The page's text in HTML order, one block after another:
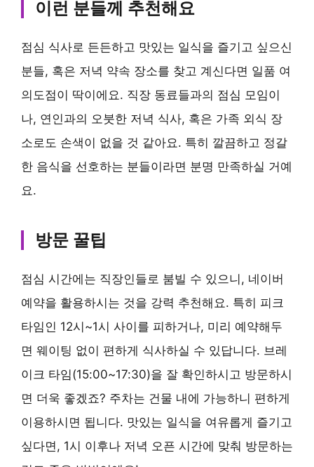
이런 분들께 추천해요
점심 식사로 든든하고 맛있는 일식을 즐기고 싶으신
분들, 혹은 저녁 약속 장소를 찾고 계신다면 일품 여
의도점이 딱이에요. 직장 동료들과의 점심 모임이
나, 연인과의 오붓한 저녁 식사, 혹은 가족 외식 장
소로도 손색이 없을 것 같아요. 특히 깔끔하고 정갈
한 음식을 선호하는 분들이라면 분명 만족하실 거예
요.
방문 꿀팁
점심 시간에는 직장인들로 붐빌 수 있으니, 네이버
예약을 활용하시는 것을 강력 추천해요. 특히 피크
타임인 12시~1시 사이를 피하거나, 미리 예약해두
면 웨이팅 없이 편하게 식사하실 수 있답니다. 브레
이크 타임(15:00~17:30)을 잘 확인하시고 방문하시
면 더욱 좋겠죠? 주차는 건물 내에 가능하니 편하게
이용하시면 됩니다. 맛있는 일식을 여유롭게 즐기고
싶다면, 1시 이후나 저녁 오픈 시간에 맞춰 방문하는